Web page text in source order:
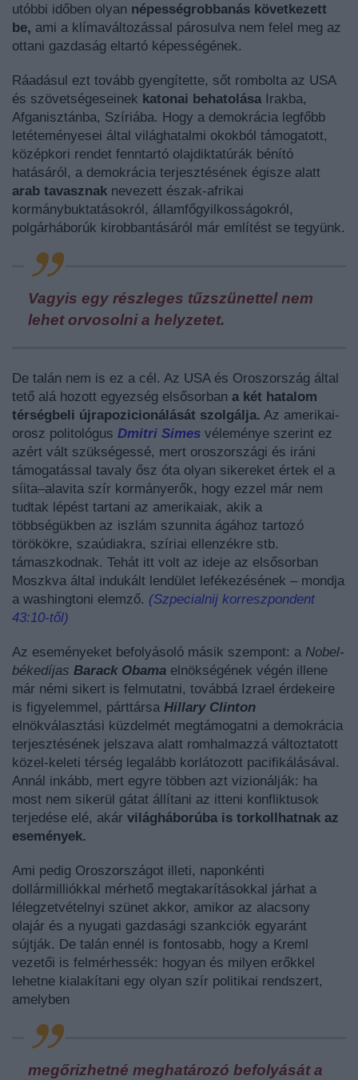
utóbbi időben olyan népességrobbanás következett
be, ami a klímaváltozással párosulva nem felel meg az
ottani gazdaság eltartó képességének.
Ráadásul ezt tovább gyengítette, sőt rombolta az USA
és szövetségeseinek katonai behatolásaIrakba,
Afganisztánba, Szíriába. Hogy a demokrácia legfőbb
letéteményesei által világhatalmi okokból támogatott,
középkori rendet fenntartó olajdiktatúrák bénító
hatásáról, a demokrácia terjesztésének égisze alatt
arab tavasznak nevezett észak-afrikai
kormánybuktatásokról, államfőgyilkosságokról,
polgárháborúk kirobbantásáról már említést se tegyünk.
Vagyis egy részleges tűzszünettel nem
lehet orvosolni a helyzetet.
De talán nem is ez a cél. Az USA és Oroszország által
tető alá hozott egyezség elsősorban a két hatalom
térségbeli újrapozicionálását szolgálja. Az amerikai-
orosz politológus Dmitri Simes véleménye szerint ez
azért vált szükségessé, mert oroszországi és iráni
támogatással tavaly ősz óta olyan sikereket értek el a
síita–alavita szír kormányerők, hogy ezzel már nem
tudtak lépést tartani az amerikaiak, akik a
többségükben az iszlám szunnita ágához tartozó
törökökre, szaúdiakra, szíriai ellenzékre stb.
támaszkodnak. Tehát itt volt az ideje az elsősorban
Moszkva által indukált lendület lefékezésének – mondja
a washingtoni elemző. (Szpecialnij korreszpondent
43:10-től)
Az eseményeket befolyásoló másik szempont: a Nobel-
békedíjas Barack Obama elnökségének végén illene
már némi sikert is felmutatni, továbbá Izrael érdekeire
is figyelemmel, párttársa Hillary Clinton
elnökválasztási küzdelmét megtámogatni a demokrácia
terjesztésének jelszava alatt romhalmazzá változtatott
közel-keleti térség legalább korlátozott pacifikálásával.
Annál inkább, mert egyre többen azt vizionálják: ha
most nem sikerül gátat állítani az itteni konfliktusok
terjedése elé, akár világháborúba is torkollhatnak az
események.
Ami pedig Oroszországot illeti, naponkénti
dollármilliókkal mérhető megtakarításokkal járhat a
lélegzetvételnyi szünet akkor, amikor az alacsony
olajár és a nyugati gazdasági szankciók egyaránt
sújtják. De talán ennél is fontosabb, hogy a Kreml
vezetői is felmérhessék: hogyan és milyen erőkkel
lehetne kialakítani egy olyan szír politikai rendszert,
amelyben
megőrizhetné meghatározó befolyását a